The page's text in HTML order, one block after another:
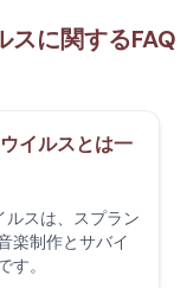
に関するFAQ
イルスとは一
スは、スプラン
楽制作とサバイ
。